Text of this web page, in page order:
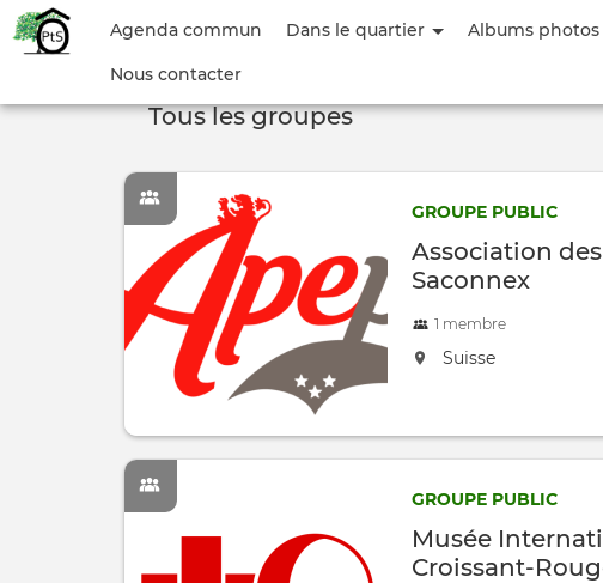
Menu
compte
l'utilisateur
Agenda commun Dans le quartier Albums photos
Nous contacter
Tous les groupes
GROUPE PUBLIC
Association
Saconnex
1 membre
located at:
Suisse
GROUPE PUBLIC
Musée
Croissant-